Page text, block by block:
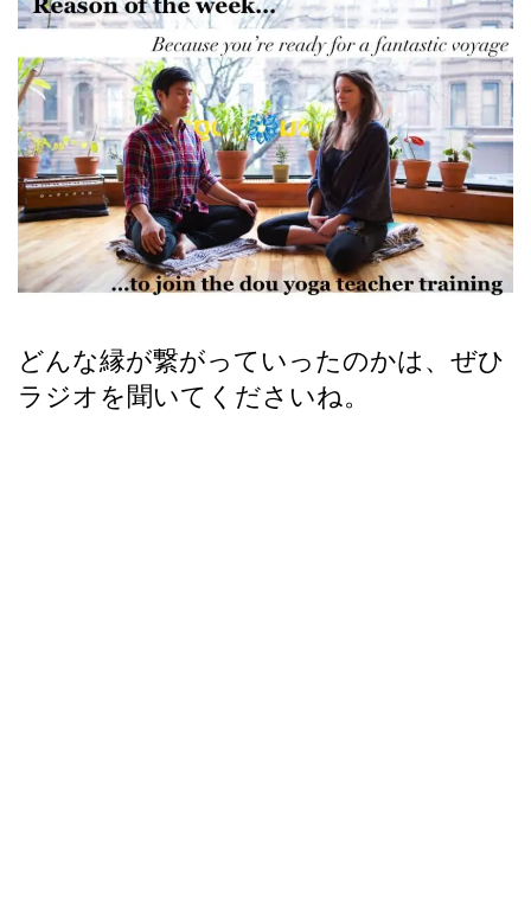
どんな縁が繋がっていったのかは、ぜひ
ラジオを聞いてくださいね。